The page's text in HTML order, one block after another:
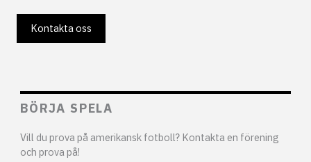
Kontakta oss
BÖRJA SPELA
Vill du prova på amerikansk fotboll? Kontakta en förening
och prova på!